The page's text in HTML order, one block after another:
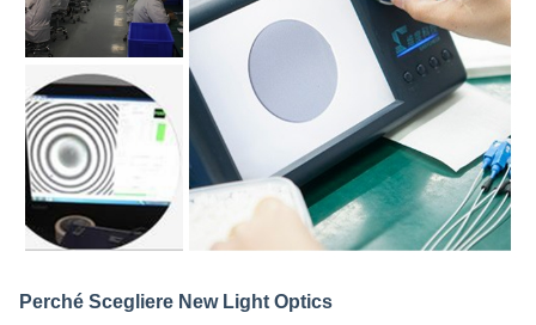
Perché Scegliere New Light Optics